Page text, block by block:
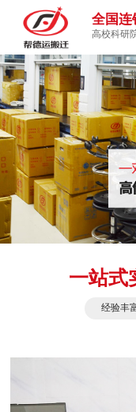
全国连
高校科研
一站式
经验丰